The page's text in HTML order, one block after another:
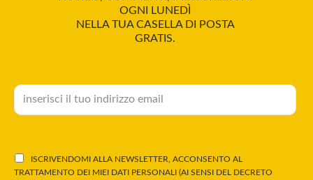
OGNI LUNEDÌ
NELLA TUA CASELLA DI POSTA
GRATIS.
ISCRIVENDOMI ALLA NEWSLETTER, ACCONSENTO AL
TRATTAMENTO DEI MIEI DATI PERSONALI (AI SENSI DEL DECRETO